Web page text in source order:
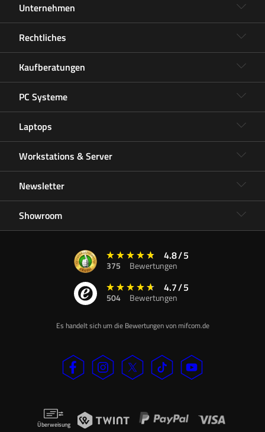
Unternehmen
Rechtliches
Kaufberatungen
PC Systeme
Laptops
Workstations & Server
Newsletter
Showroom
4.8/5
375 Bewertungen
4.7/5
504 Bewertungen
Es handelt sich um die Bewertungen von mifcom.de
Überweisung